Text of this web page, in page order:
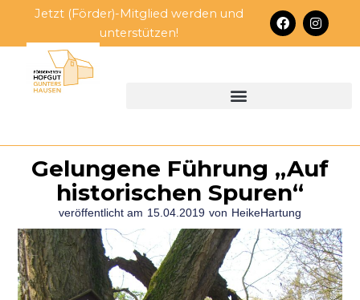
springen
Jetzt (Förder)-Mitglied werden und
unterstützen!
F
a
c
I
n
s
Gelungene Führung „Auf
historischen Spuren“
veröffentlicht am 15.04.2019 von HeikeHartung